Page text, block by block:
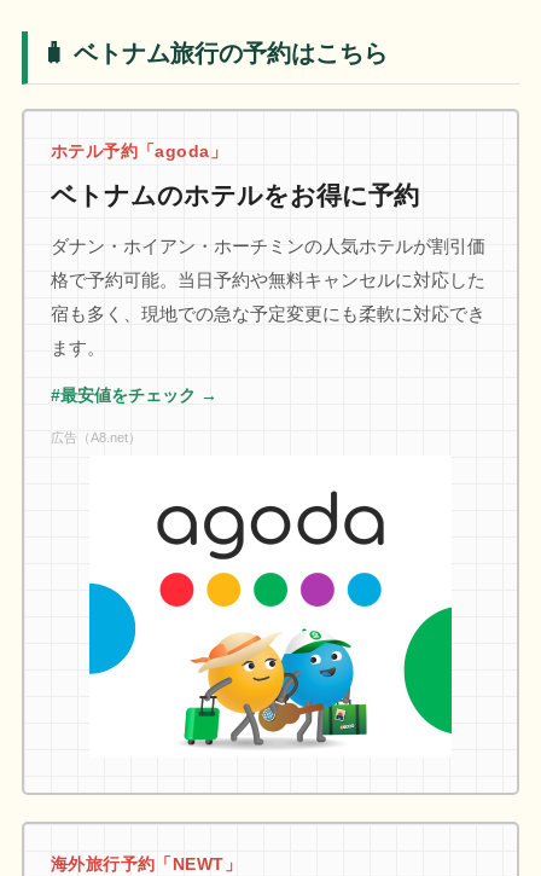
🧳 ベトナム旅行の予約はこちら
ホテル予約「agoda」
ベトナムのホテルをお得に予約
ダナン・ホイアン・ホーチミンの人気ホテルが割引価
格で予約可能。当日予約や無料キャンセルに対応した
宿も多く、現地での急な予定変更にも柔軟に対応でき
ます。
#最安値をチェック →
広告（A8.net）
海外旅行予約「NEWT」